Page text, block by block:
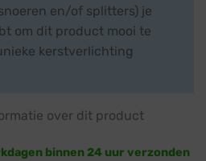
en/of splitters) je
om dit product mooi te
kerstverlichting
over dit product
binnen 24 uur verzonden